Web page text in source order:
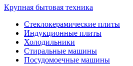
Крупная бытовая техника
Стеклокерамические плиты
Индукционные плиты
Холодильники
Стиральные машины
Посудомоечные машины